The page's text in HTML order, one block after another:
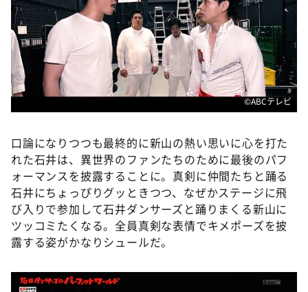
©ABCテレビ
口論になりつつも最終的に新山の熱い思いに心を打た
れた石井は、異世界のファンたちのために最後のパフ
ォーマンスを披露することに。真剣に仲間たちと踊る
石井にちょっぴりグッときつつ、なぜかステージに飛
び入りで参加して石井ダンサーズと踊りまくる新山に
ツッコミたくなる。全員真剣な表情でキメポーズを披
露する姿がかなりシュールだ。